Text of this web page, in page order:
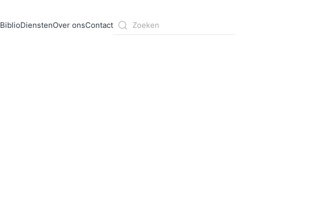
BiblioDienstenOver onsContact